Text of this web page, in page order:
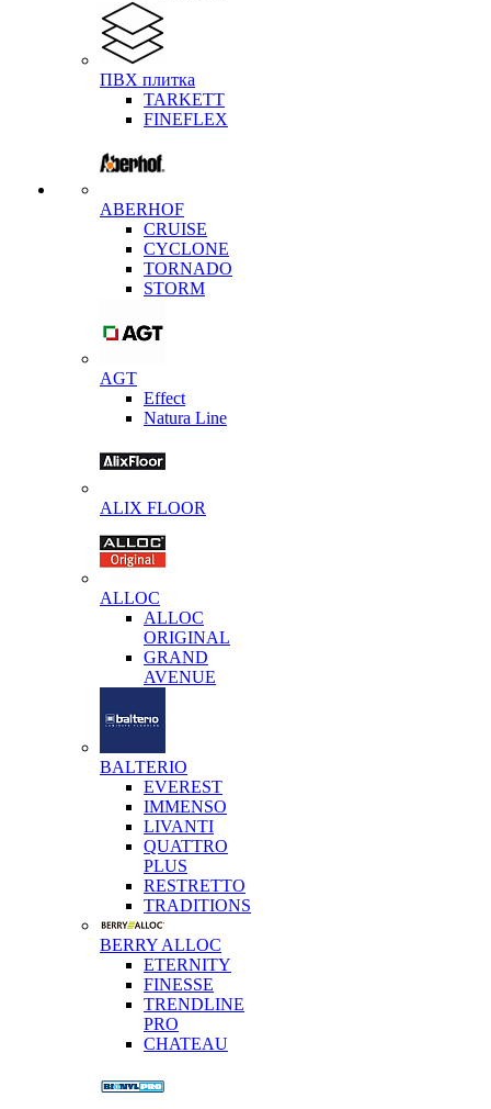
ПВХ плитка
TARKETT
FINEFLEX
ABERHOF
CRUISE
CYCLONE
TORNADO
STORM
AGT
Effect
Natura Line
ALIX FLOOR
ALLOC
ALLOC
ORIGINAL
GRAND
AVENUE
BALTERIO
EVEREST
IMMENSO
LIVANTI
QUATTRO
PLUS
RESTRETTO
TRADITIONS
BERRY ALLOC
ETERNITY
FINESSE
TRENDLINE
PRO
CHATEAU